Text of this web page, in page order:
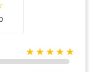
0 نقد
★★★★★